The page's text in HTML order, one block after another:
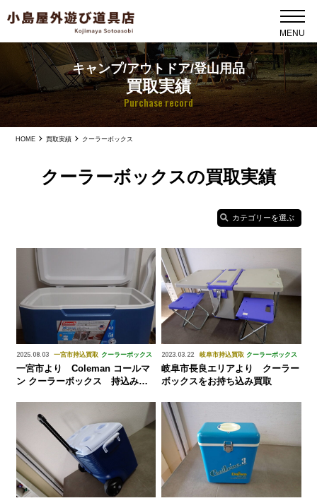
キャンプ/アウトドア/登山用品
買取実績
Purchase record
HOME 買取実績 クーラーボックス
クーラーボックスの買取実績
カテゴリーを選ぶ
2025.08.03 一宮市持込買取 クーラーボックス
一宮市より Coleman コールマ
ン クーラーボックス 持込み買
2023.03.22 岐阜市持込買取 クーラーボックス
岐阜市長良エリアより クーラー
ボックスをお持ち込み買取